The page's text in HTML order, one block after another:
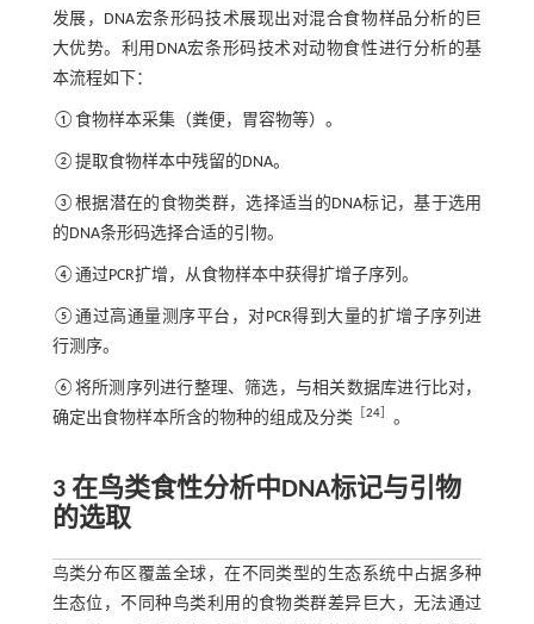
发展，DNA宏条形码技术展现出对混合食物样品分析的巨
大优势。利用DNA宏条形码技术对动物食性进行分析的基
本流程如下：
①食物样本采集（粪便，胃容物等）。
②提取食物样本中残留的DNA。
③根据潜在的食物类群，选择适当的DNA标记，基于选用
的DNA条形码选择合适的引物。
④通过PCR扩增，从食物样本中获得扩增子序列。
⑤通过高通量测序平台，对PCR得到大量的扩增子序列进
行测序。
⑥将所测序列进行整理、筛选，与相关数据库进行比对，
确定出食物样本所含的物种的组成及分类
24］ 。
3 在鸟类食性分析中DNA标记与引物
的选取
鸟类分布区覆盖全球，在不同类型的生态系统中占据多种
生态位，不同种鸟类利用的食物类群差异巨大，无法通过